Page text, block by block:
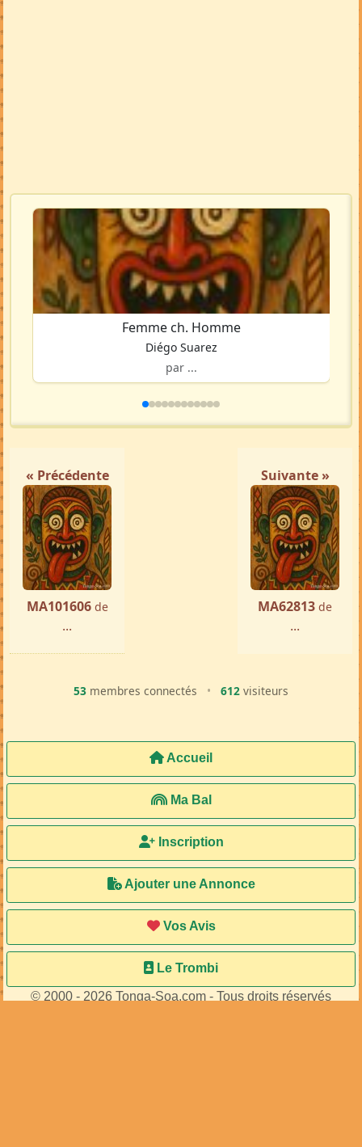
Femme ch. Homme
Diégo Suarez
par ...
« Précédente
MA101606 de
...
Suivante »
MA62813 de
...
53 membres connectés • 612 visiteurs
Accueil
Ma Bal
Inscription
Ajouter une Annonce
Vos Avis
Le Trombi
© 2000 - 2026 Tonga-Soa.com - Tous droits réservés